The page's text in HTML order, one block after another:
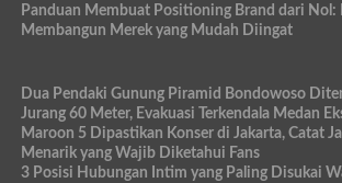
Panduan Membuat Positioning Brand dari Nol:
Membangun Merek yang Mudah Diingat
Dua Pendaki Gunung Piramid Bondowoso
Jurang 60 Meter, Evakuasi Terkendala Medan
Maroon 5 Dipastikan Konser di Jakarta, Catat
Menarik yang Wajib Diketahui Fans
3 Posisi Hubungan Intim yang Paling Disukai